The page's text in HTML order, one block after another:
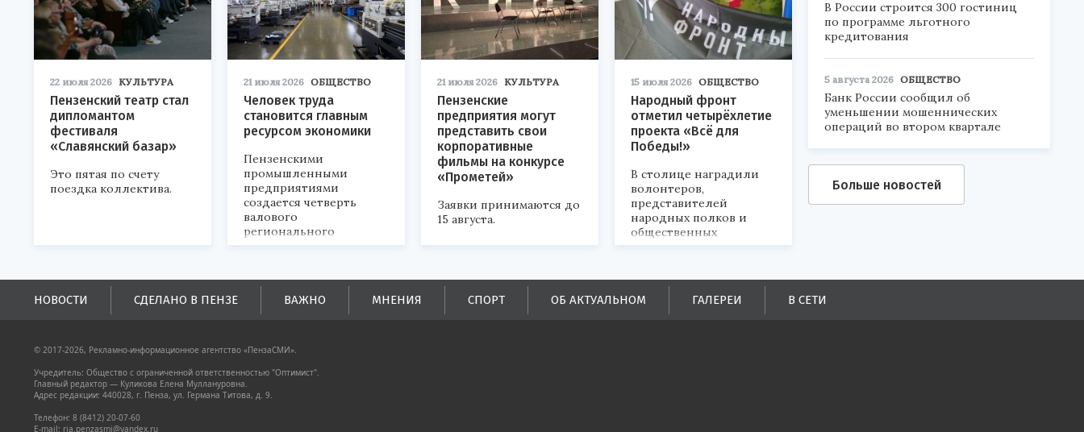
22 июля 2026 КУЛЬТУРА
Пензенский театр стал
дипломантом
фестиваля
«Славянский базар»
Это пятая по счету
поездка коллектива.
21 июля 2026 ОБЩЕСТВО
Человек труда
становится главным
ресурсом экономики
Пензенскими
промышленными
предприятиями
создается четверть
валового
регионального
продукта и
поступлений в
бюджеты всех уровней.
21 июля 2026 КУЛЬТУРА
Пензенские
предприятия могут
представить свои
корпоративные
фильмы на конкурсе
«Прометей»
Заявки принимаются до
15 августа.
15 июля 2026 ОБЩЕСТВО
Народный фронт
отметил четырёхлетие
проекта «Всё для
Победы!»
В столице наградили
волонтеров,
представителей
народных полков и
общественных
объединений.
В России строится 300 гостиниц
по программе льготного
кредитования
5 августа 2026 ОБЩЕСТВО
Банк России сообщил об
уменьшении мошеннических
операций во втором квартале
Больше новостей
НОВОСТИ СДЕЛАНО В ПЕНЗЕ ВАЖНО МНЕНИЯ СПОРТ ОБ АКТУАЛЬНОМ ГАЛЕРЕИ В СЕТИ
© 2017-2026, Рекламно-информационное агентство «ПензаСМИ».
Учредитель: Общество с ограниченной ответственностью "Оптимист".
Главный редактор — Куликова Елена Муллануровна.
Адрес редакции: 440028, г. Пенза, ул. Германа Титова, д. 9.
Телефон: 8 (8412) 20-07-60
E-mail: ria.penzasmi@yandex.ru